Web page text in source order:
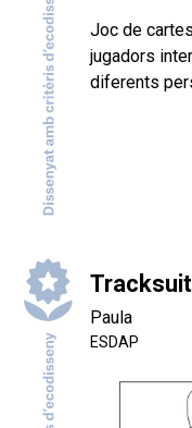
Joc de
jugadors
diferents
Tracksuit
Paula
ESDAP